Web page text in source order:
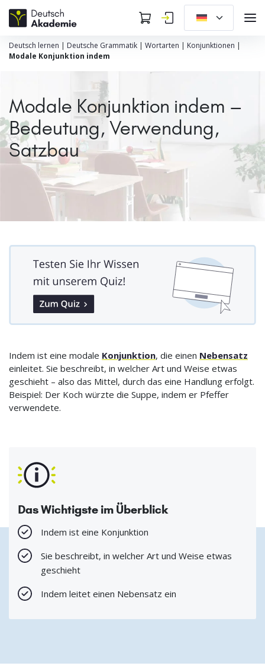
Deutsch lernen | Deutsche Grammatik | Wortarten | Konjunktionen |
Modale Konjunktion indem
Modale Konjunktion indem –
Bedeutung, Verwendung,
Satzbau
Indem ist eine modale Konjunktion, die einen Nebensatz
einleitet. Sie beschreibt, in welcher Art und Weise etwas
geschieht – also das Mittel, durch das eine Handlung erfolgt.
Beispiel: Der Koch würzte die Suppe, indem er Pfeffer
verwendete.
Das Wichtigste im Überblick
Indem ist eine Konjunktion
Sie beschreibt, in welcher Art und Weise etwas
geschieht
Indem leitet einen Nebensatz ein